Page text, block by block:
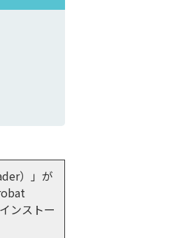
）」が
ンストー